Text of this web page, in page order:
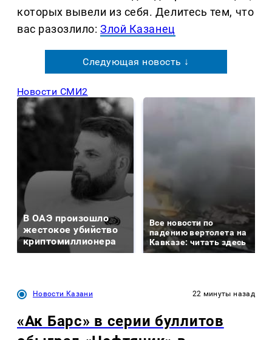
которых вывели из себя. Делитеcь тем, что
вас разозлило:Злой Казанец
Следующая новость ↓
Новости СМИ2
В ОАЭ произошло
жестокое убийство
криптомиллионера
Все новости по
падению вертолета на
Кавказе: читать здесь
Новости Казани 22 минуты назад
«Ак Барс» в серии буллитов